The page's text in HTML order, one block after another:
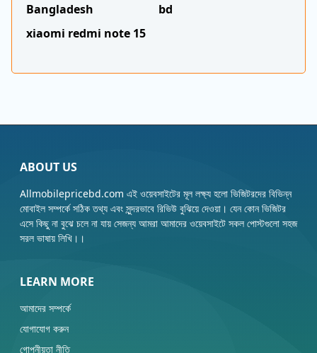
Bangladesh
bd
xiaomi redmi note 15
ABOUT US
Allmobilepricebd.com এই ওয়েবসাইটের মূল লক্ষ্য হলো ভিজিটরদের বিভিন্ন
মোবাইল সম্পর্কে সঠিক তথ্য এবং সুন্দরভাবে রিভিউ বুঝিয়ে দেওয়া। যেন কোন ভিজিটর
এসে কিছু না বুঝে চলে না যায় সেজন্য আমরা আমাদের ওয়েবসাইটে সকল পোস্টগুলো সহজ
সরল ভাষায় লিখি।।
LEARN MORE
আমাদের সম্পর্কে
যোগাযোগ করুন
গোপনীয়তা নীতি